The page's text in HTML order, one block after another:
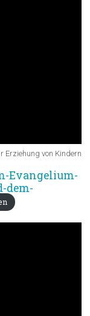
Erziehung von Kindern
Evangelium-
dem-